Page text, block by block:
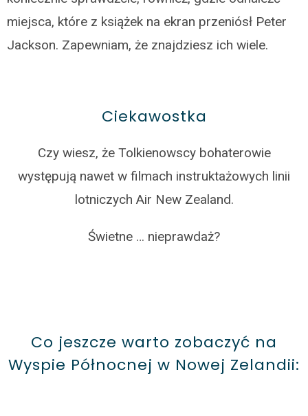
miejsca, które z książek na ekran przeniósł Peter
Jackson. Zapewniam, że znajdziesz ich wiele.
Ciekawostka
Czy wiesz, że Tolkienowscy bohaterowie
występują nawet w filmach instruktażowych linii
lotniczych Air New Zealand.
Świetne … nieprawdaż?
Co jeszcze warto zobaczyć na
Wyspie Północnej w Nowej Zelandii: